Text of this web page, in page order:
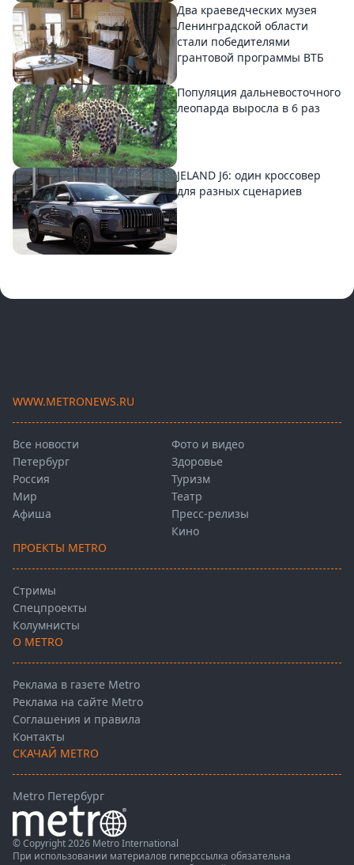
Два краеведческих музея
Ленинградской области
стали победителями
грантовой программы ВТБ
Популяция дальневосточного
леопарда выросла в 6 раз
JELAND J6: один кроссовер
для разных сценариев
WWW.METRONEWS.RU
Все новости
Петербург
Россия
Мир
Афиша
Фото и видео
Здоровье
Туризм
Театр
Пресс-релизы
Кино
ПРОЕКТЫ METRO
Стримы
Спецпроекты
Колумнисты
О METRO
Реклама в газете Metro
Реклама на сайте Metro
Соглашения и правила
Контакты
СКАЧАЙ METRO
Metro Петербург
© Copyright 2026 Metro International
При использовании материалов гиперссылка обязательна